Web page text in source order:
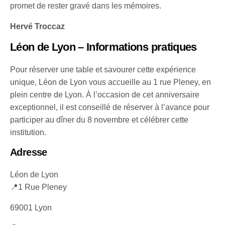
promet de rester gravé dans les mémoires.
Hervé Troccaz
Léon de Lyon – Informations pratiques
Pour réserver une table et savourer cette expérience
unique, Léon de Lyon vous accueille au 1 rue Pleney, en
plein centre de Lyon. À l’occasion de cet anniversaire
exceptionnel, il est conseillé de réserver à l’avance pour
participer au dîner du 8 novembre et célébrer cette
institution.
Adresse
Léon de Lyon
📍1 Rue Pleney
69001 Lyon